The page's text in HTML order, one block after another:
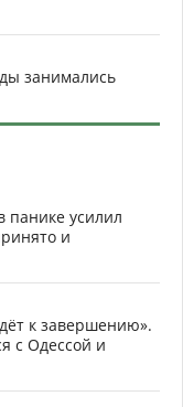
занимались
панике усилил
и
к завершению».
с Одессой и